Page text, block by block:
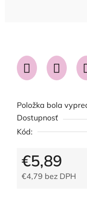
Položka bola
Dostupnosť
Kód:
€5,89
€4,79 bez DPH